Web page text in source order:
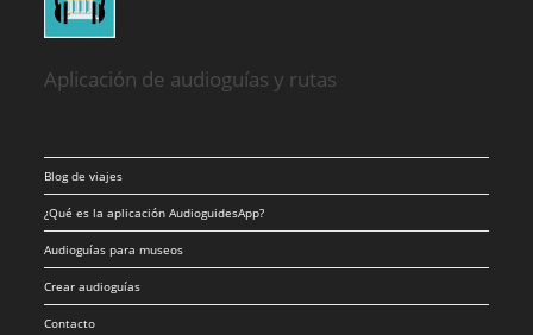
Aplicación de audioguías y rutas
Blog de viajes
¿Qué es la aplicación AudioguidesApp?
Audioguías para museos
Crear audioguías
Contacto